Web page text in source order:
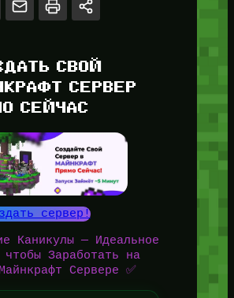
СВОЙ
СЕРВЕР
СЕЙЧАС
сервер!
Каникулы — Идеальное
Заработать на
Сервере ✅